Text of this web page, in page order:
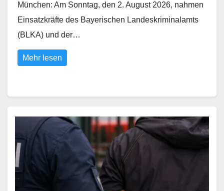
München: Am Sonntag, den 2. August 2026, nahmen
Einsatzkräfte des Bayerischen Landeskriminalamts
(BLKA) und der…
Mehr lesen